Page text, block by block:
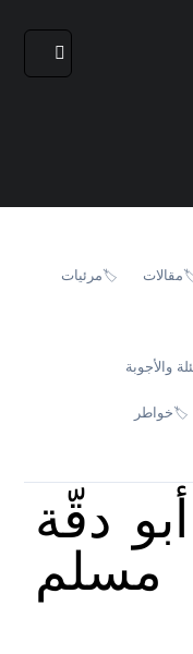
مقالات 🏷️مرئيات
والأجوبة
🏷️خواطر
دقّة